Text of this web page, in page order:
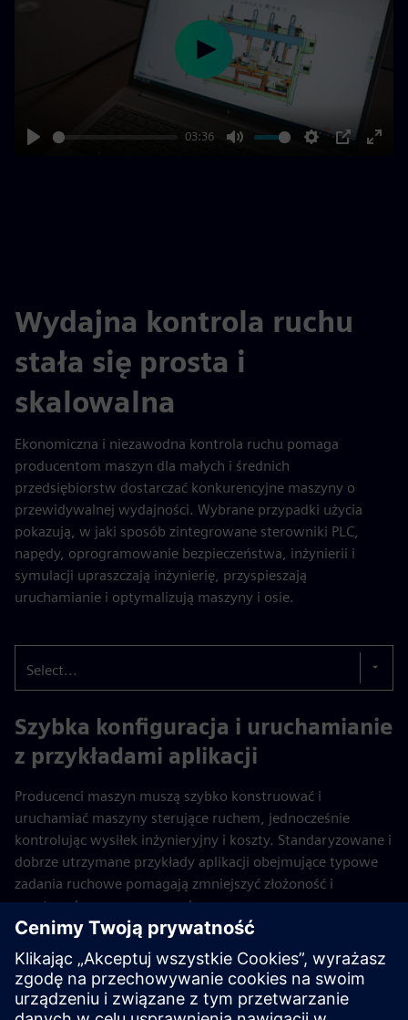
03:36
Play
Wydajna kontrola ruchu
stała się prosta i
skalowalna
Ekonomiczna i niezawodna kontrola ruchu pomaga
producentom maszyn dla małych i średnich
przedsiębiorstw dostarczać konkurencyjne maszyny o
przewidywalnej wydajności. Wybrane przypadki użycia
pokazują, w jaki sposób zintegrowane sterowniki PLC,
napędy, oprogramowanie bezpieczeństwa, inżynierii i
symulacji upraszczają inżynierię, przyspieszają
uruchamianie i optymalizują maszyny i osie.
Select...
Szybka konfiguracja i uruchamianie
z przykładami aplikacji
Producenci maszyn muszą szybko konstruować i
uruchamiać maszyny sterujące ruchem, jednocześnie
kontrolując wysiłek inżynieryjny i koszty. Standaryzowane i
dobrze utrzymane przykłady aplikacji obejmujące typowe
zadania ruchowe pomagają zmniejszyć złożoność i
powtarzalne programowanie.
Gotowe do użycia projekty TIA Portal ze szczegółową
dokumentacją i opcjonalną obsługą symulacji umożliwiają
szybkie dostosowanie się do specyficznych wymagań
maszyny. Skróca to czas uruchamiania, zmniejsza ryzyko